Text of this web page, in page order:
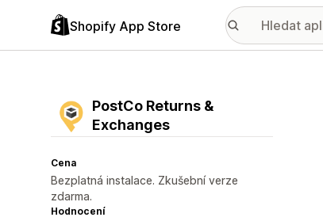
Shopify App Store
PostCo Returns &
Exchanges
Cena
Bezplatná instalace. Zkušební verze
zdarma.
Hodnocení